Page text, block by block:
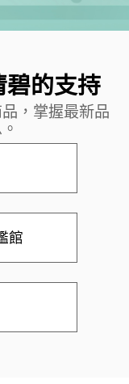
碧的支持
，掌握最新品
館